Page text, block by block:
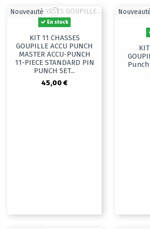
Nouveauté
En stock
KIT 11 CHASSES
GOUPILLE ACCU PUNCH
MASTER ACCU-PUNCH
11-PIECE STANDARD PIN
PUNCH SET...
45,00 €
Punch